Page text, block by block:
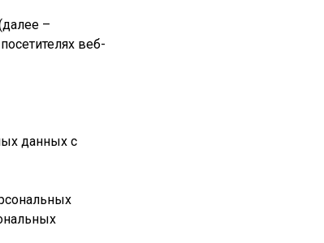
–
веб-
данных с